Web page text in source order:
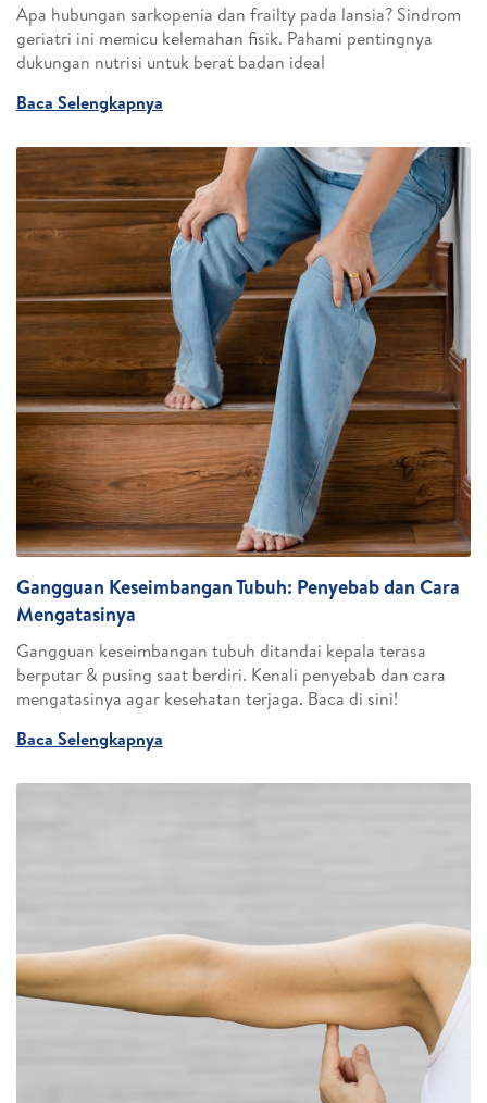
Apa hubungan sarkopenia dan frailty pada lansia? Sindrom
geriatri ini memicu kelemahan fisik. Pahami pentingnya
dukungan nutrisi untuk berat badan ideal
Baca Selengkapnya
Gangguan Keseimbangan Tubuh: Penyebab dan Cara
Mengatasinya
Gangguan keseimbangan tubuh ditandai kepala terasa
berputar & pusing saat berdiri. Kenali penyebab dan cara
mengatasinya agar kesehatan terjaga. Baca di sini!
Baca Selengkapnya